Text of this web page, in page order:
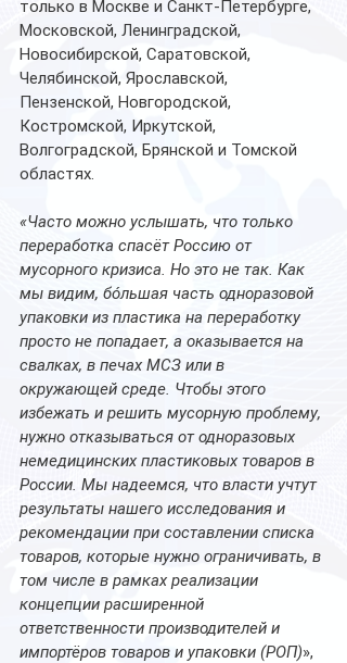
только в Москве и Санкт-Петербурге,
Московской, Ленинградской,
Новосибирской, Саратовской,
Челябинской, Ярославской,
Пензенской, Новгородской,
Костромской, Иркутской,
Волгоградской, Брянской и Томской
областях.
«Часто можно услышать, что только
переработка спасёт Россию от
мусорного кризиса. Но это не так. Как
мы видим, бóльшая часть одноразовой
упаковки из пластика на переработку
просто не попадает, а оказывается на
свалках, в печах МСЗ или в
окружающей среде. Чтобы этого
избежать и решить мусорную проблему,
нужно отказываться от одноразовых
немедицинских пластиковых товаров в
России. Мы надеемся, что власти учтут
результаты нашего исследования и
рекомендации при составлении списка
товаров, которые нужно ограничивать, в
том числе в рамках реализации
концепции расширенной
ответственности производителей и
импортёров товаров и упаковки (РОП)»,